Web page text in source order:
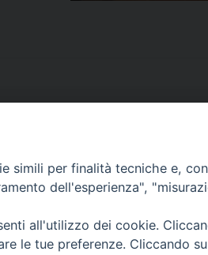
CONTATTI
via Bonporti, 20 – 35141 Padova
tel: +39 351 619 2354
simili per finalità tecniche e,
dell'esperienza",
all'utilizzo dei cookie.
le tue preferenze. Cliccando